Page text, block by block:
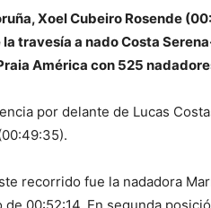
Xoel Cubeiro Rosende
travesía a nado Costa
América con 525
por delante de Lucas
recorrido fue la nadadora